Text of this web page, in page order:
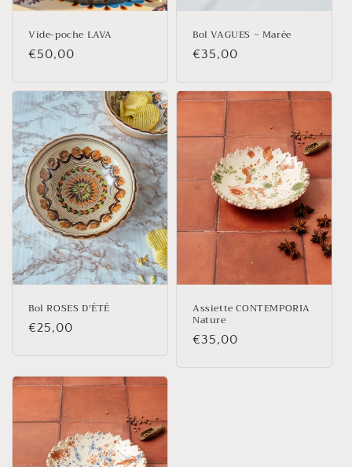
Vide-poche LAVA
Prix
€50,00
Bol VAGUES ~ Marée
Prix
€35,00
Bol ROSES D'ÉTÉ
Prix
€25,00
Assiette CONTEMPORIA
Nature
Prix
€35,00